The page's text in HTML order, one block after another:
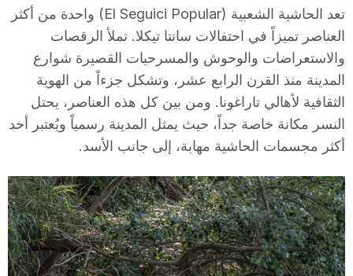
i
u
t
d
تعد الحاشية الشعبية (El Seguici Popular) واحدة من أكثر
العناصر تميزاً في احتفالات سانتا تيكلا. تملأ الرقصات
والاستعراضات والوحوش والمسرحيات القصيرة شوارع
المدينة منذ القرن الرابع عشر، وتشكل جزءاً من الهوية
الثقافية لأهالي تاراغونا. ومن بين كل هذه العناصر، يحتل
النسر مكانة خاصة جداً، حيث يمثل المدينة رسمياً ويُعتبر أحد
أكثر مجسمات الحاشية مهابة، إلى جانب الأسد.